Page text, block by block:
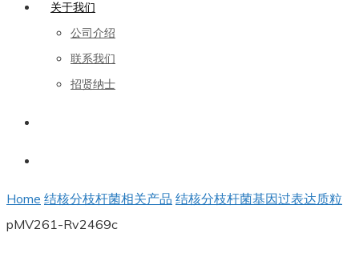
关于我们
公司介绍
联系我们
招贤纳士
Home 结核分枝杆菌相关产品 结核分枝杆菌基因过表达质粒
pMV261-Rv2469c